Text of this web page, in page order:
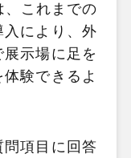
、これまでの
により、外
示場に足を
験できるよ
問項目に回答